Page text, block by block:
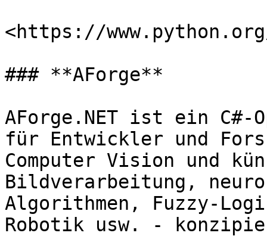
<https://
### **AForge**
AForge.NET ist ein C#-
für Entwickler und
Computer Vision und
Bildverarbeitung,
Algorithmen, Fuzzy-
Robotik usw. -